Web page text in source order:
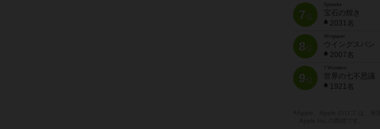
7位
宝石の煌き
2031名
8位
Wingspan
ウイングスパン
2007名
9位
7 Wonders
世界の七不思議
1921名